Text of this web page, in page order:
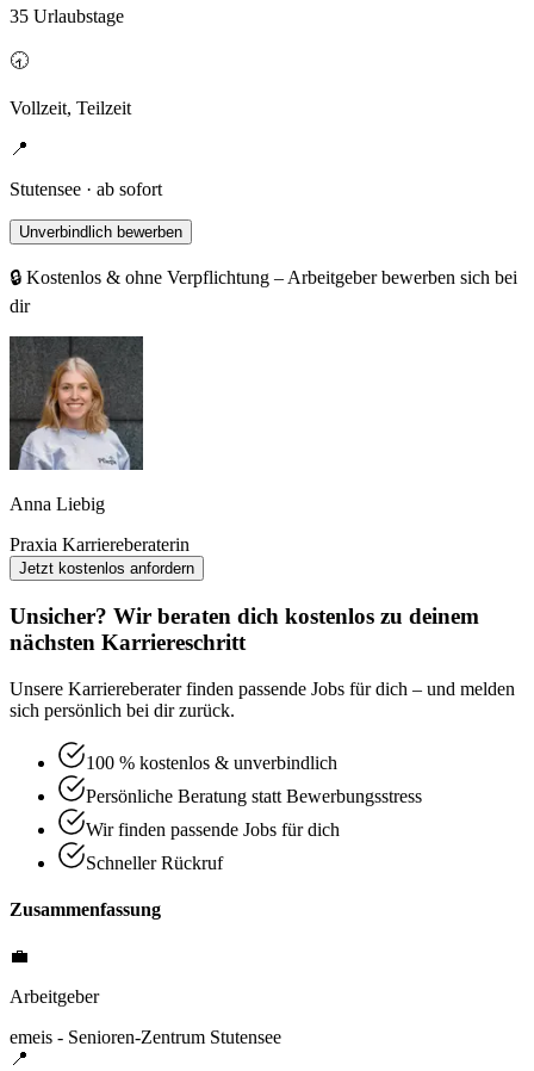
35 Urlaubstage
🕣
Vollzeit, Teilzeit
📍
Stutensee · ab sofort
Unverbindlich bewerben
🔒 Kostenlos & ohne Verpflichtung – Arbeitgeber bewerben sich bei
dir
Anna Liebig
Praxia Karriereberaterin
Jetzt kostenlos anfordern
Unsicher? Wir beraten dich kostenlos zu deinem
nächsten Karriereschritt
Unsere Karriereberater finden passende Jobs für dich – und melden
sich persönlich bei dir zurück.
100 % kostenlos & unverbindlich
Persönliche Beratung statt Bewerbungsstress
Wir finden passende Jobs für dich
Schneller Rückruf
Zusammenfassung
💼
Arbeitgeber
emeis - Senioren-Zentrum Stutensee
📍